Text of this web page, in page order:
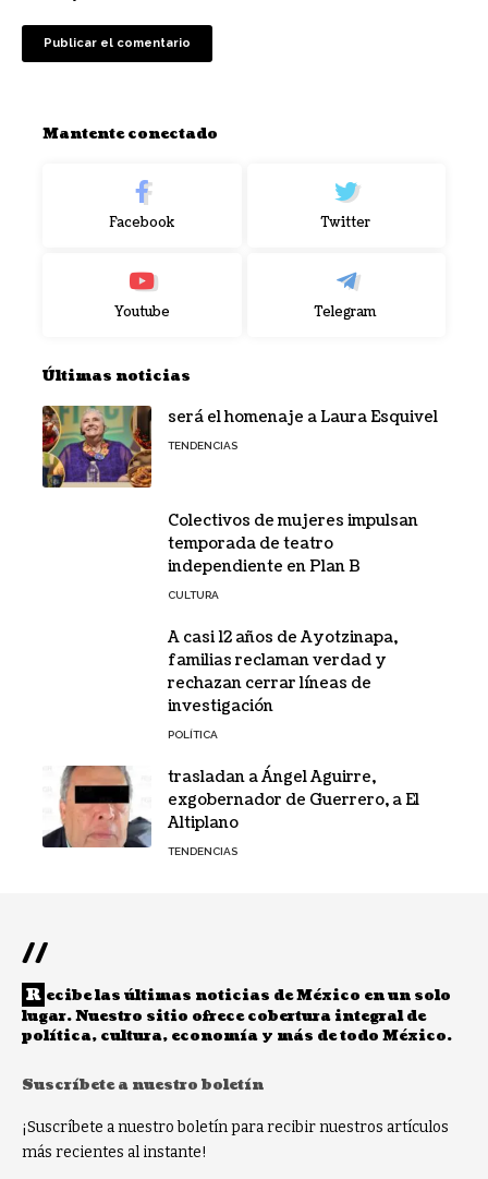
Mantente conectado
Facebook Twitter
Youtube Telegram
Últimas noticias
será el homenaje a Laura Esquivel
TENDENCIAS
Colectivos de mujeres impulsan
temporada de teatro
independiente en Plan B
CULTURA
A casi 12 años de Ayotzinapa,
familias reclaman verdad y
rechazan cerrar líneas de
investigación
POLÍTICA
trasladan a Ángel Aguirre,
exgobernador de Guerrero, a El
Altiplano
TENDENCIAS
//
R ecibe las últimas noticias de México en un solo
lugar. Nuestro sitio ofrece cobertura integral de
política, cultura, economía y más de todo México.
Suscríbete a nuestro boletín
¡Suscríbete a nuestro boletín para recibir nuestros artículos
más recientes al instante!